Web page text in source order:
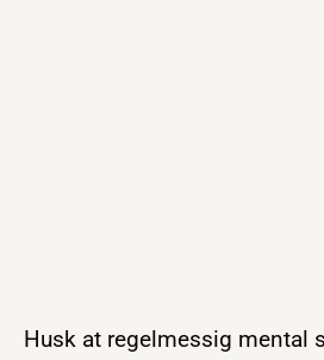
Husk at regelmessig mental